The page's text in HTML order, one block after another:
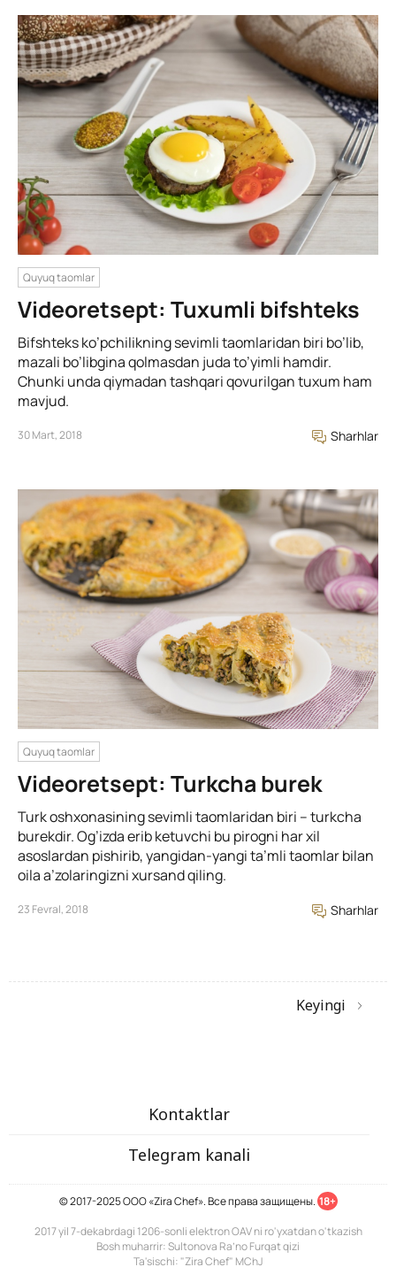
Quyuq taomlar
Videoretsept: Tuxumli bifshteks
Bifshteks ko’pchilikning sevimli taomlaridan biri bo’lib,
mazali bo’libgina qolmasdan juda to’yimli hamdir.
Chunki unda qiymadan tashqari qovurilgan tuxum ham
mavjud.
30 Mart, 2018 Sharhlar
Quyuq taomlar
Videoretsept: Turkcha burek
Turk oshxonasining sevimli taomlaridan biri – turkcha
burekdir. Og’izda erib ketuvchi bu pirogni har xil
asoslardan pishirib, yangidan-yangi ta’mli taomlar bilan
oila a’zolaringizni xursand qiling.
23 Fevral, 2018 Sharhlar
Keyingi
Kontaktlar
Telegram kanali
© 2017-2025 ООО «Zira Chef». Все права защищены. 18+
2017 yil 7-dekabrdagi 1206-sonli elektron OAV ni ro'yxatdan o'tkazish
Bosh muharrir: Sultonova Ra’no Furqat qizi
Ta'sischi: "Zira Chef" MChJ